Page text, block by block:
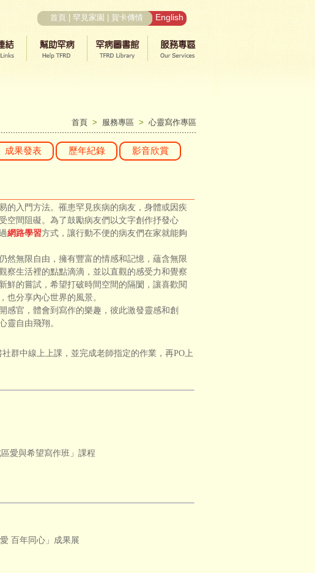
首頁 罕見家園 賀卡傳情 English
首頁 > 服務專區 > 心靈寫作專區
成果發表 歷年紀錄 影音欣賞
入門方法。罹患罕見疾病的病友，身體或因疾
空間阻礙。為了鼓勵病友們以文字創作抒發心
網路學習方式，讓行動不便的病友們在家就能夠
然無限自由，擁有豐富的情感和記憶，蘊含無限
察生活裡的點點滴滴，並以直觀的感受力和覺察
鮮的嘗試，希望打破時間空間的隔閡，讓喜歡閱
也分享內心世界的風景。
感官，體會到寫作的樂趣，彼此激發靈感和創
靈自由飛翔。
群中線上上課，並完成老師指定的作業，再PO上
與希望寫作班」課程
百年同心」成果展